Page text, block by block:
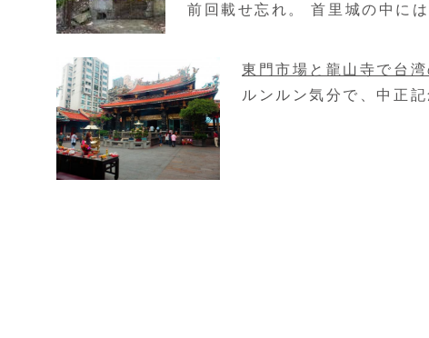
前回載せ忘れ。 首里城の中に
東門市場と龍山寺で台
ルンルン気分で、中正